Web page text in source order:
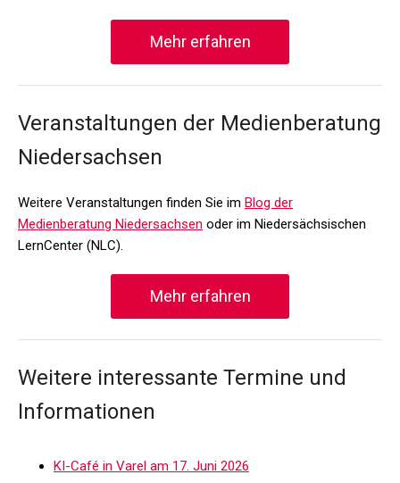
Mehr erfahren
Veranstaltungen der Medienberatung
Niedersachsen
Weitere Veranstaltungen finden Sie im Blog der
Medienberatung Niedersachsen oder im Niedersächsischen
LernCenter (NLC).
Mehr erfahren
Weitere interessante Termine und
Informationen
KI-Café in Varel am 17. Juni 2026